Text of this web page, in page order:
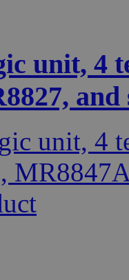
unit, 4